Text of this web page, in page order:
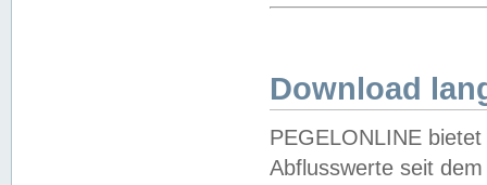
Download
PEGELONLINE
Abflusswerte seit